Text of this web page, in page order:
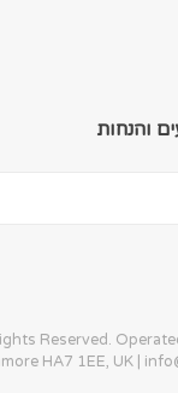
והנחות
Reserved.
HA7 1EE, UK |